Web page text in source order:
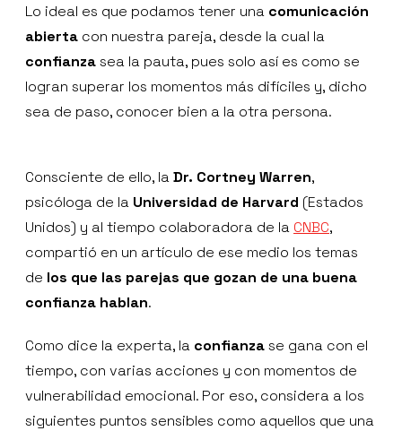
Lo ideal es que podamos tener una comunicación
abierta con nuestra pareja, desde la cual la
confianzasea la pauta, pues solo así es como se
logran superar los momentos más difíciles y, dicho
sea de paso, conocer bien a la otra persona.
Consciente de ello, laDr. Cortney Warren,
psicóloga de la Universidad de Harvard (Estados
Unidos) y al tiempo colaboradora de la CNBC,
compartió en un artículo de ese medio los temas
de los que las parejas que gozan de una buena
confianza hablan.
Como dice la experta, la confianzase gana con el
tiempo, con varias acciones y con momentos de
vulnerabilidad emocional. Por eso, considera a los
siguientes puntos sensibles como aquellos que una